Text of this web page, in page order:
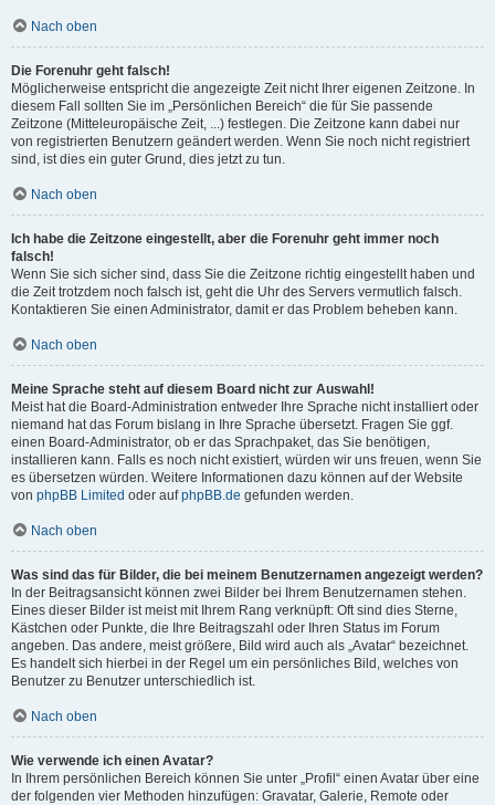
Nach oben
Die Forenuhr geht falsch!
Möglicherweise entspricht die angezeigte Zeit nicht Ihrer eigenen Zeitzone. In
diesem Fall sollten Sie im „Persönlichen Bereich“ die für Sie passende
Zeitzone (Mitteleuropäische Zeit, ...) festlegen. Die Zeitzone kann dabei nur
von registrierten Benutzern geändert werden. Wenn Sie noch nicht registriert
sind, ist dies ein guter Grund, dies jetzt zu tun.
Nach oben
Ich habe die Zeitzone eingestellt, aber die Forenuhr geht immer noch
falsch!
Wenn Sie sich sicher sind, dass Sie die Zeitzone richtig eingestellt haben und
die Zeit trotzdem noch falsch ist, geht die Uhr des Servers vermutlich falsch.
Kontaktieren Sie einen Administrator, damit er das Problem beheben kann.
Nach oben
Meine Sprache steht auf diesem Board nicht zur Auswahl!
Meist hat die Board-Administration entweder Ihre Sprache nicht installiert oder
niemand hat das Forum bislang in Ihre Sprache übersetzt. Fragen Sie ggf.
einen Board-Administrator, ob er das Sprachpaket, das Sie benötigen,
installieren kann. Falls es noch nicht existiert, würden wir uns freuen, wenn Sie
es übersetzen würden. Weitere Informationen dazu können auf der Website
von phpBB Limited oder aufphpBB.de gefunden werden.
Nach oben
Was sind das für Bilder, die bei meinem Benutzernamen angezeigt werden?
In der Beitragsansicht können zwei Bilder bei Ihrem Benutzernamen stehen.
Eines dieser Bilder ist meist mit Ihrem Rang verknüpft: Oft sind dies Sterne,
Kästchen oder Punkte, die Ihre Beitragszahl oder Ihren Status im Forum
angeben. Das andere, meist größere, Bild wird auch als „Avatar“ bezeichnet.
Es handelt sich hierbei in der Regel um ein persönliches Bild, welches von
Benutzer zu Benutzer unterschiedlich ist.
Nach oben
Wie verwende ich einen Avatar?
In Ihrem persönlichen Bereich können Sie unter „Profil“ einen Avatar über eine
der folgenden vier Methoden hinzufügen: Gravatar, Galerie, Remote oder